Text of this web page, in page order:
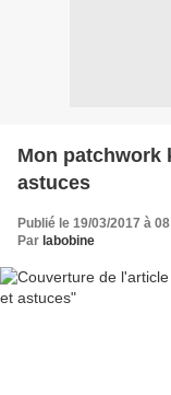
Mon patchwork
astuces
Publié le 19/03/2017 à
Par labobine